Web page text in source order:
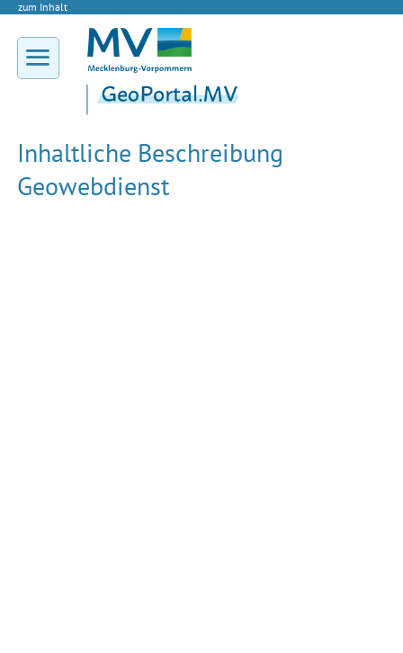
zum Inhalt
Inhaltliche Beschreibung
Geowebdienst